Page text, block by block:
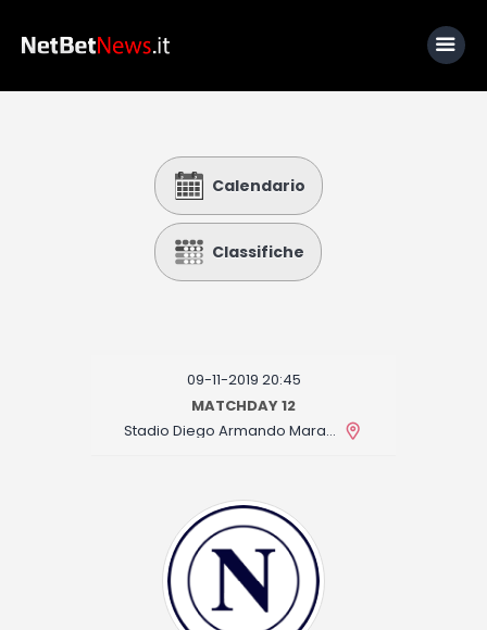
Calcio
Basket
Fantacalcio
I consigli di Giulia
Calendario
Classifiche
09-11-2019 20:45
MATCHDAY 12
Stadio Diego Armando Maradona